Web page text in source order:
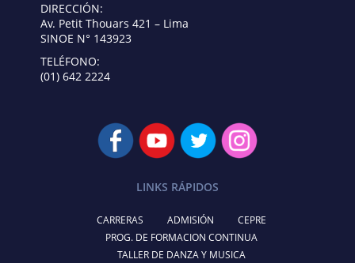
DIRECCIÓN:
Av. Petit Thouars 421 – Lima
SINOE N° 143923
TELÉFONO:
(01) 642 2224
LINKS RÁPIDOS
CARRERAS ADMISIÓN
CEPRE
PROG. DE FORMACION CONTINUA
TALLER DE DANZA Y MUSICA